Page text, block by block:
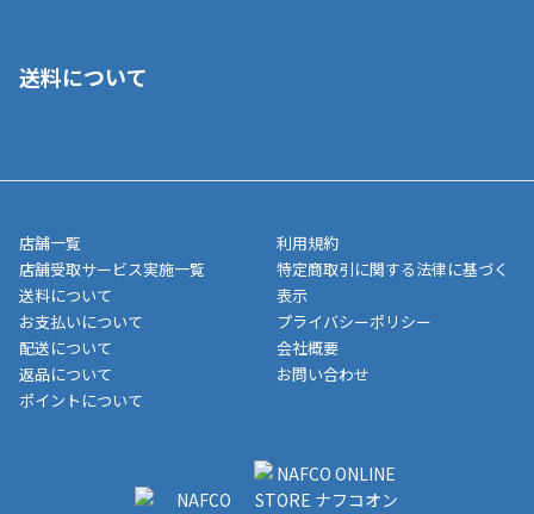
■代金引換(代引)※手数料がかかります
■商品によっては一部決済方法が使用できない場合がございま
す。
ご注文が確認出来次第、1～4営業日に発送いたします。「お取り
業日にてお引渡しとなります。(離島などの場合、例外もあります)
メーカー直送品など一部商品については、その他商品との購入に
制限がかかる場合がございます。また発送日についても、通常と
異なる場合がございます。対象商品の説明ページをご確認くださ
い。
■店舗受取をご選択いただいた場合
ご注文が確認出来次第、お受取される店舗在庫を使用してご準備
をさせていただきます。店舗に在庫がない場合は店舗よりお取り
いただく場合がございます。店舗準備でのお渡しとなる為、商品
のみの受け渡しとなります。（箱や納品書は付属しておりませ
送料について
店舗一覧
店舗受取サービス実施一覧
送料について
お支払いについて
配送について
返品について
ポイントについて
利用規約
特定商取引に関する法律に基づく
表示
プライバシーポリシー
会社概要
お問い合わせ